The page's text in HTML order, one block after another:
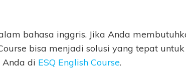
bahasa inggris. Jika Anda
bisa menjadi solusi yang tepat untuk
Anda di ESQ English Course.